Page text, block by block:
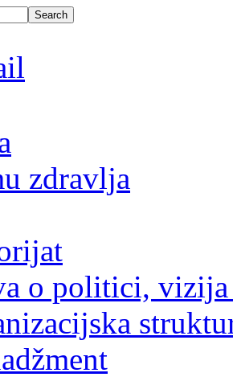
zdravlja
o politici,